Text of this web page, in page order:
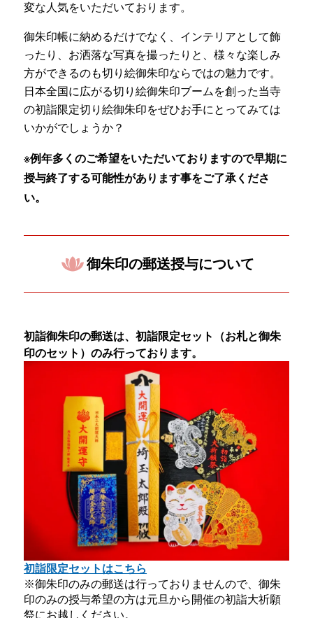
変な人気をいただいております。
御朱印帳に納めるだけでなく、インテリアとして飾
ったり、お洒落な写真を撮ったりと、様々な楽しみ
方ができるのも切り絵御朱印ならではの魅力です。
日本全国に広がる切り絵御朱印ブームを創った当寺
の初詣限定切り絵御朱印をぜひお手にとってみては
いかがでしょうか？
※例年多くのご希望をいただいておりますので早期に
授与終了する可能性があります事をご了承くださ
い。
御朱印の郵送授与について
初詣御朱印の郵送は、初詣限定セット（お札と御朱
印のセット）のみ行っております。
初詣限定セットはこちら
※御朱印のみの郵送は行っておりませんので、御朱
印のみの授与希望の方は元旦から開催の初詣大祈願
祭にお越しください。